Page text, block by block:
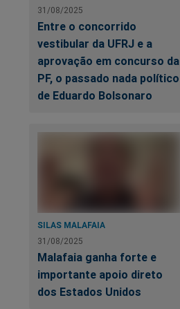
31/08/2025
Entre o concorrido
vestibular da UFRJ e a
aprovação em concurso da
PF, o passado nada político
de Eduardo Bolsonaro
SILAS MALAFAIA
31/08/2025
Malafaia ganha forte e
importante apoio direto
dos Estados Unidos